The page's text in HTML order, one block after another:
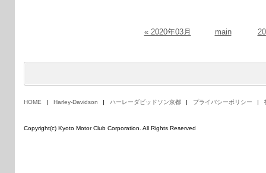
« 2020年03月 main
HOME Harley-Davidson ハーレーダビッドソン京都 プライバシーポリシー
Copyright(c) Kyoto Motor Club Corporation. All Rights Reserved